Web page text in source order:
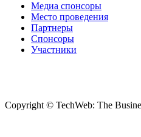
Медиа спонсоры
Место проведения
Партнеры
Спонсоры
Участники
Copyright © TechWeb: The